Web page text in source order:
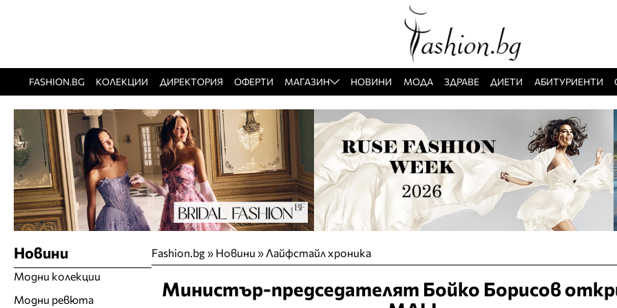
FASHION.BG КОЛЕКЦИИ ДИРЕКТОРИЯ ОФЕРТИ МАГАЗИН НОВИНИ МОДА ЗДРАВЕ ДИЕТИ АБИТУРИЕНТИ
Fashion.bg» Новини » Лайфстайл хроника
Министър-председателят Бойко Борисов
Новини
Модни колекции
Модни ревюта